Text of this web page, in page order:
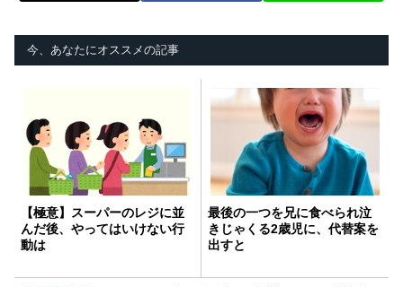
今、あなたにオススメの記事
【極意】スーパーのレジに並
んだ後、やってはいけない行
動は
最後の一つを兄に食べられ泣
きじゃくる2歳児に、代替案を
出すと